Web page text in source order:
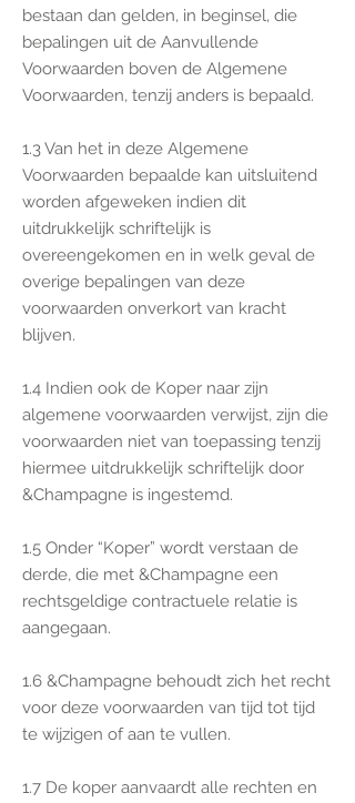
bestaan dan gelden, in beginsel, die
bepalingen uit de Aanvullende
Voorwaarden boven de Algemene
Voorwaarden, tenzij anders is bepaald.
1.3 Van het in deze Algemene
Voorwaarden bepaalde kan uitsluitend
worden afgeweken indien dit
uitdrukkelijk schriftelijk is
overeengekomen en in welk geval de
overige bepalingen van deze
voorwaarden onverkort van kracht
blijven.
1.4 Indien ook de Koper naar zijn
algemene voorwaarden verwijst, zijn die
voorwaarden niet van toepassing tenzij
hiermee uitdrukkelijk schriftelijk door
&Champagne is ingestemd.
1.5 Onder “Koper” wordt verstaan de
derde, die met &Champagne een
rechtsgeldige contractuele relatie is
aangegaan.
1.6 &Champagne behoudt zich het recht
voor deze voorwaarden van tijd tot tijd
te wijzigen of aan te vullen.
1.7 De koper aanvaardt alle rechten en